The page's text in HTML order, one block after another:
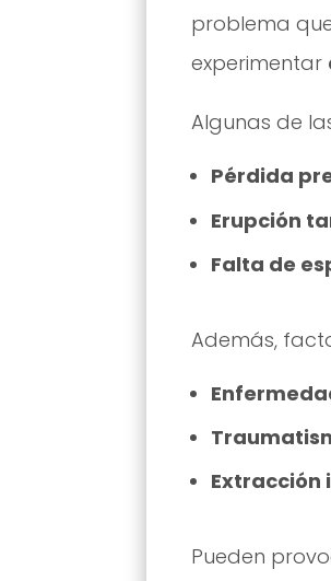
problema
experimentar
Algunas de
Pérdida
Erupción
Falta de
Además,
Extracción
Pueden